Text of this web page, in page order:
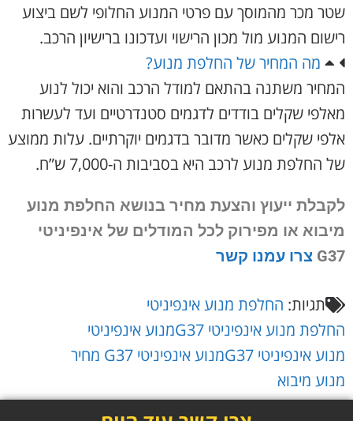
שטר מכר מהמוסך עם פרטי המנוע החלופי לשם ביצוע
רישום המנוע מול מכון הרישוי ועדכונו ברישיון הרכב.
מה המחיר של החלפת מנוע?
המחיר משתנה בהתאם למודל הרכב והוא יכול לנוע
מאלפי שקלים בודדים לדגמים סטנדרטיים ועד לעשרות
אלפי שקלים כאשר מדובר בדגמים יוקרתיים. עלות ממוצע
של החלפת מנוע לרכב היא בסביבות ה-7,000 ש”ח.
לקבלת ייעוץ והצעת מחיר בנושא החלפת מנוע
מיבוא או מפירוק לכל המודלים של אינפיניטי
G37 צרו עמנו קשר
תגיות: החלפת מנוע אינפיניטי
החלפת מנוע אינפיניטי G37
מנוע אינפיניטי
מנוע אינפיניטי G37
מנוע אינפיניטי G37 מחיר
מנוע מיבוא